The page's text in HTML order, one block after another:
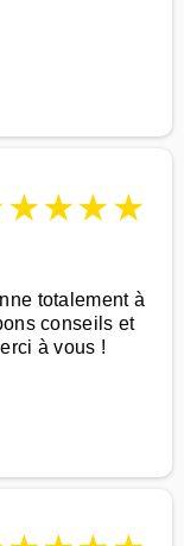
★★★★
totalement à
conseils et
à vous !